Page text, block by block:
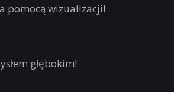
pomocą wizualizacji!
głębokim!